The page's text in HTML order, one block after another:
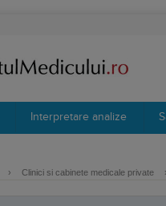
Interpretare analize
› Clinici si cabinete medicale private